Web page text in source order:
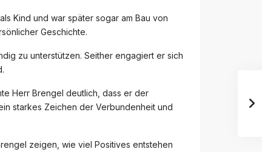
Kind und war später sogar am Bau von
Geschichte.
zu unterstützen. Seither engagiert er sich
Herr Brengel deutlich, dass er der
starkes Zeichen der Verbundenheit und
zeigen, wie viel Positives entstehen